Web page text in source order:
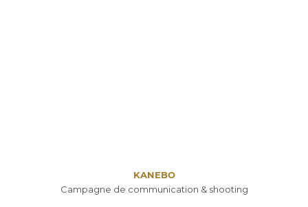
KANEBO
Campagne de communication & shooting